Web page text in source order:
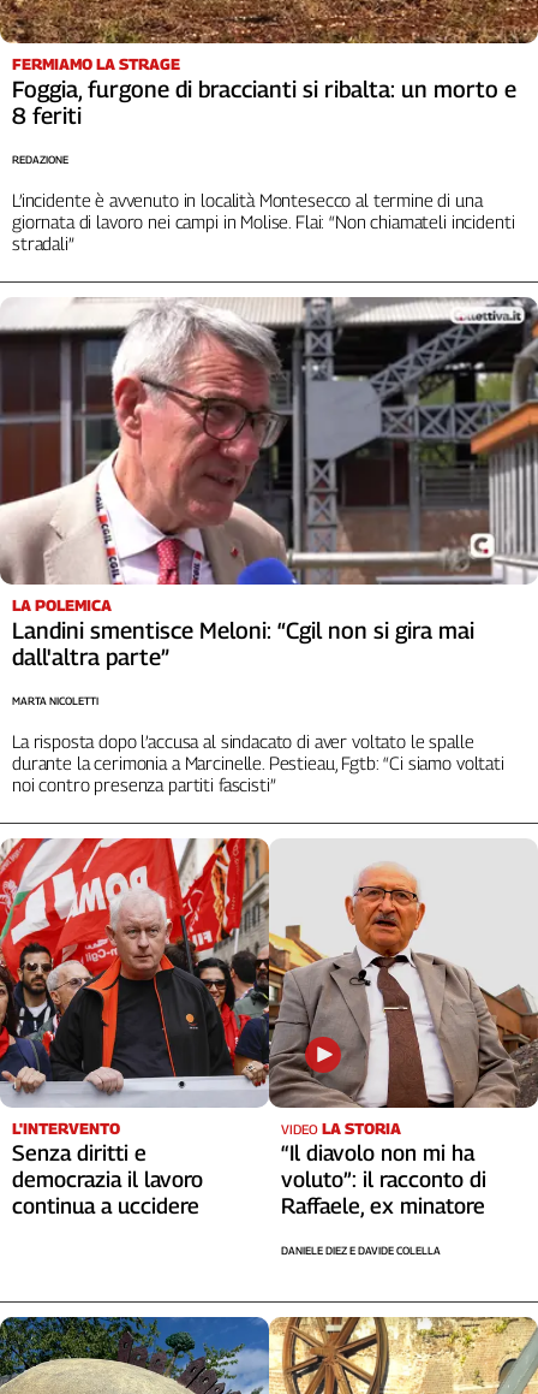
Cerca
Contatti
redazione
Social
FERMIAMO LA STRAGE
Foggia, furgone di braccianti si ribalta: un morto e
8 feriti
L’incidente è avvenuto in località Montesecco al termine di una
giornata di lavoro nei campi in Molise. Flai: “Non chiamateli incidenti
stradali”
REDAZIONE
LA POLEMICA
Landini smentisce Meloni: “Cgil non si gira mai
dall'altra parte”
La risposta dopo l’accusa al sindacato di aver voltato le spalle
durante la cerimonia a Marcinelle. Pestieau, Fgtb: “Ci siamo voltati
noi contro presenza partiti fascisti”
MARTA NICOLETTI
L'INTERVENTO
Senza diritti e
democrazia il lavoro
continua a uccidere
VIDEO LA STORIA
“Il diavolo non mi ha
voluto”: il racconto di
Raffaele, ex minatore
DANIELE DIEZ E DAVIDE COLELLA